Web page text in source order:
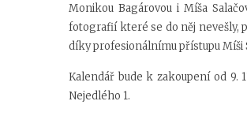
Monikou Bagárovou i Míša
fotografií které se do něj nevešly,
díky profesionálnímu přístupu Míši
Kalendář bude k zakoupení od 9.
Nejedlého 1.